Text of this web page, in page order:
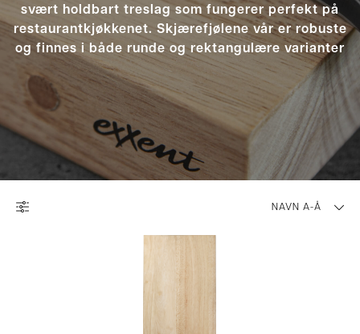
svært holdbart treslag som fungerer perfekt på
restaurantkjøkkenet. Skjærefjølene vår er robuste
og finnes i både runde og rektangulære varianter
NAVN A-Å